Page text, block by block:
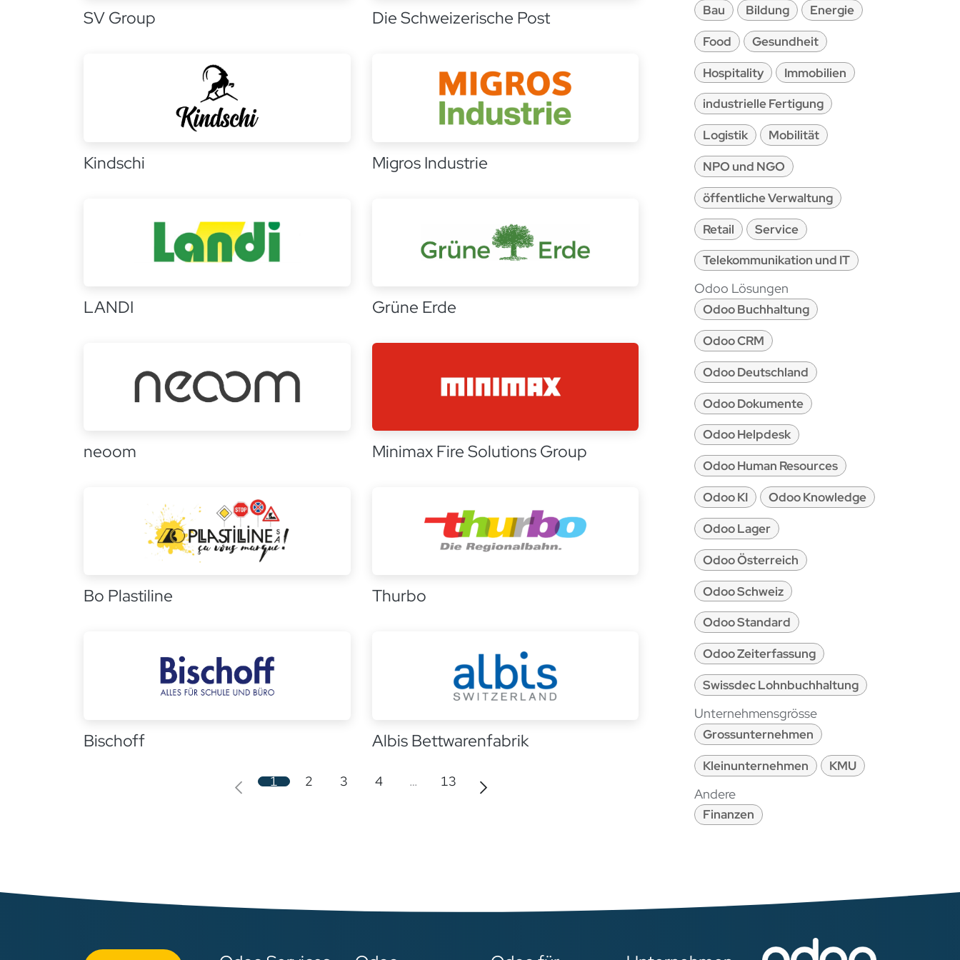
SV Group Die Schweizerische Post
Kindschi Migros Industrie
LANDI Grüne Erde
neoom Minimax Fire Solutions Group
Bo Plastiline Thurbo
Bischoff Albis Bettwarenfabrik
1 2 3 4 … 13
Bau Bildung
Energie
Food
Gesundheit
Hospitality
Immobilien
industrielle Fertigung
Logistik
Mobilität
NPO und NGO
öffentliche Verwaltung
Retail
Service
Telekommunikation und IT
Odoo Lösungen
Odoo Buchhaltung
Odoo CRM
Odoo Deutschland
Odoo Dokumente
Odoo Helpdesk
Odoo Human Resources
Odoo KI
Odoo Knowledge
Odoo Lager
Odoo Österreich
Odoo Schweiz
Odoo Standard
Odoo Zeiterfassung
Swissdec Lohnbuchhaltung
Unternehmensgrösse
Grossunternehmen
Kleinunternehmen
KMU
Andere
Finanzen